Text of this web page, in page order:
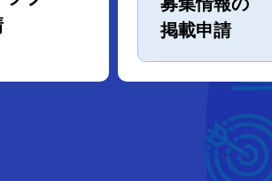
掲載申請